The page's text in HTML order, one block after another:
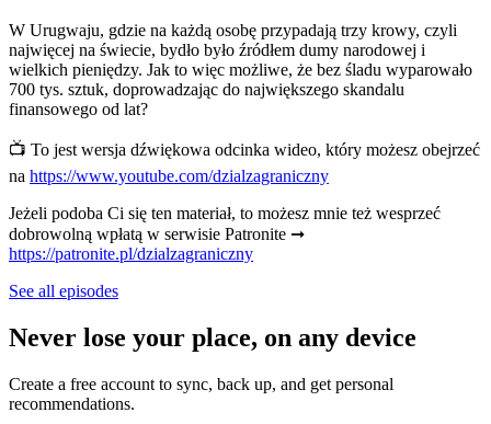
W Urugwaju, gdzie na każdą osobę przypadają trzy krowy, czyli
najwięcej na świecie, bydło było źródłem dumy narodowej i
wielkich pieniędzy. Jak to więc możliwe, że bez śladu wyparowało
700 tys. sztuk, doprowadzając do największego skandalu
finansowego od lat?
📺 To jest wersja dźwiękowa odcinka wideo, który możesz obejrzeć
na https://www.youtube.com/dzialzagraniczny
Jeżeli podoba Ci się ten materiał, to możesz mnie też wesprzeć
dobrowolną wpłatą w serwisie Patronite ➞
https://patronite.pl/dzialzagraniczny
See all episodes
Never lose your place, on any device
Create a free account to sync, back up, and get personal
recommendations.